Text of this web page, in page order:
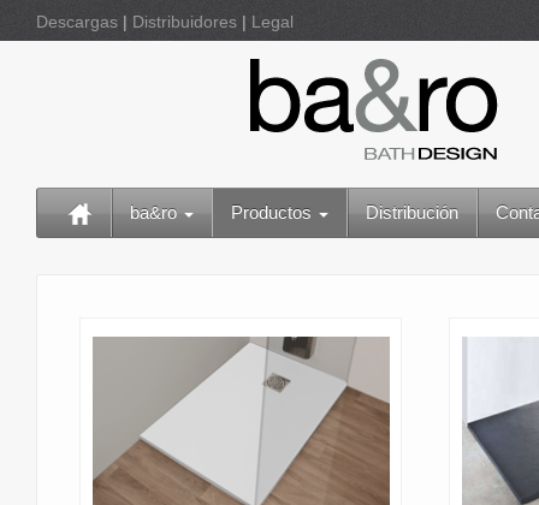
Descargas | Distribuidores | Legal
ba&ro Productos Distribución